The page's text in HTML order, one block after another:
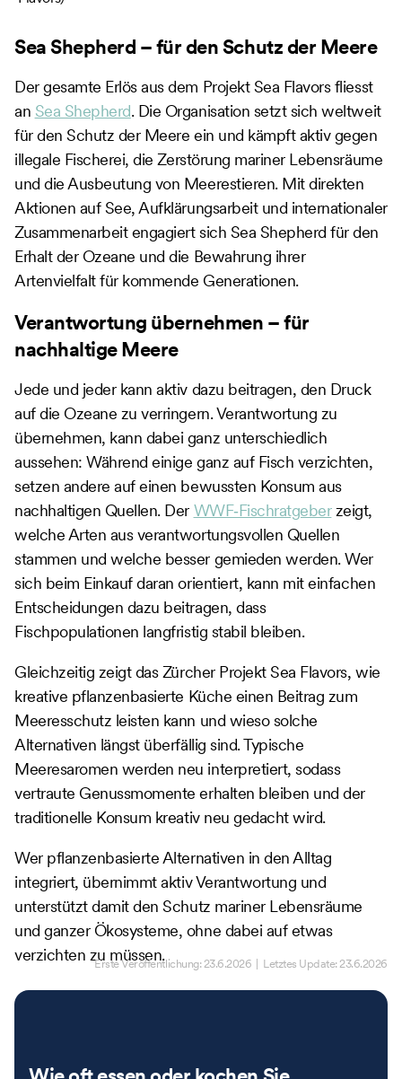
Sea Shepherd – für den Schutz der Meere
Der gesamte Erlös aus dem Projekt Sea Flavors fliesst
an Sea Shepherd. Die Organisation setzt sich weltweit
für den Schutz der Meere ein und kämpft aktiv gegen
illegale Fischerei, die Zerstörung mariner Lebensräume
und die Ausbeutung von Meerestieren. Mit direkten
Aktionen auf See, Aufklärungsarbeit und internationaler
Zusammenarbeit engagiert sich Sea Shepherd für den
Erhalt der Ozeane und die Bewahrung ihrer
Artenvielfalt für kommende Generationen.
Verantwortung übernehmen – für
nachhaltige Meere
Jede und jeder kann aktiv dazu beitragen, den Druck
auf die Ozeane zu verringern. Verantwortung zu
übernehmen, kann dabei ganz unterschiedlich
aussehen: Während einige ganz auf Fisch verzichten,
setzen andere auf einen bewussten Konsum aus
nachhaltigen Quellen. Der WWF‑Fischratgeberzeigt,
welche Arten aus verantwortungsvollen Quellen
stammen und welche besser gemieden werden. Wer
sich beim Einkauf daran orientiert, kann mit einfachen
Entscheidungen dazu beitragen, dass
Fischpopulationen langfristig stabil bleiben.
Gleichzeitig zeigt das Zürcher Projekt Sea Flavors, wie
kreative pflanzenbasierte Küche einen Beitrag zum
Meeresschutz leisten kann und wieso solche
Alternativen längst überfällig sind. Typische
Meeresaromen werden neu interpretiert, sodass
vertraute Genussmomente erhalten bleiben und der
traditionelle Konsum kreativ neu gedacht wird.
Wer pflanzenbasierte Alternativen in den Alltag
integriert, übernimmt aktiv Verantwortung und
unterstützt damit den Schutz mariner Lebensräume
und ganzer Ökosysteme, ohne dabei auf etwas
verzichten zu müssen.
Erste Veröffentlichung:23.6.2026 | Letztes Update:23.6.2026